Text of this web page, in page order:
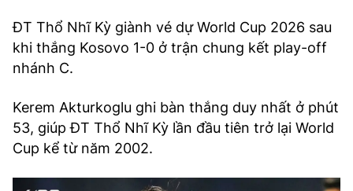
ĐT Thổ Nhĩ Kỳ giành vé dự World Cup 2026 sau
khi thắng Kosovo 1-0 ở trận chung kết play-off
nhánh C.
Kerem Akturkoglu ghi bàn thắng duy nhất ở phút
53, giúp ĐT Thổ Nhĩ Kỳ lần đầu tiên trở lại World
Cup kể từ năm 2002.